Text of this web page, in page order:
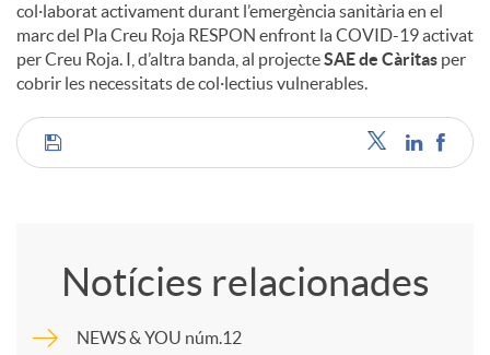
col·laborat activament durant l’emergència sanitària en el
marc del Pla Creu Roja RESPON enfront la COVID-19 activat
per Creu Roja. I, d’altra banda, al projecteSAE de Càritas per
cobrir les necessitats de col·lectius vulnerables.
C
m
Notícies relacionades
NEWS & YOU núm.12